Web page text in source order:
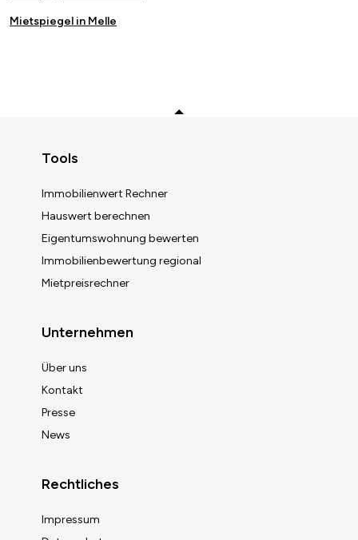
Mietspiegel in Melle
Tools
Immobilienwert Rechner
Hauswert berechnen
Eigentumswohnung bewerten
Immobilienbewertung regional
Mietpreisrechner
Unternehmen
Über uns
Kontakt
Presse
News
Rechtliches
Impressum